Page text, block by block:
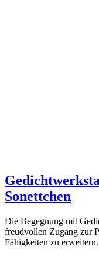
Sonettchen
Die Begegnung mit
freudvollen Zugang zur
Fähigkeiten zu